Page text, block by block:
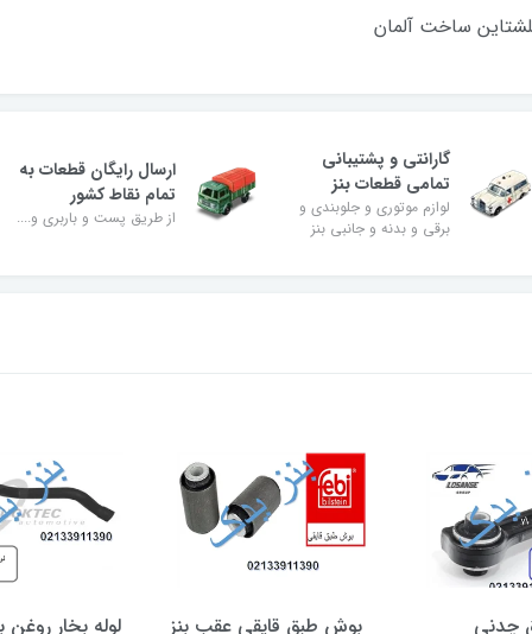
گارانتی و پشتیبانی
تمامی قطعات بنز
لوازم موتوری و جلوبندی و
برقی و بدنه و جانبی بنز
ارسال رایگان قطعات به
تمام نقاط کشور
از طریق پست و باربری و....
چدنی بوش طبق قایقی عقب بنز